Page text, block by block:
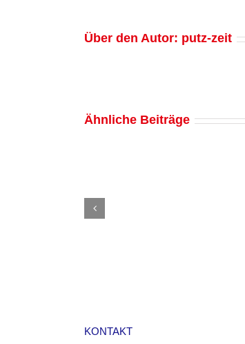
Über den Autor: putz-zeit
Ähnliche Beiträge
KONTAKT